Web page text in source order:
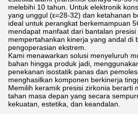
melebihi 10 tahun. Untuk elektronik
yang unggul (ε=28-32) dan ketahanan
ideal untuk perangkat berkemampuan
mendapat manfaat dari bantalan presisi
mempertahankan kinerja yang andal di
pengoperasian ekstrem.
Kami menawarkan solusi menyeluruh
bahan hingga produk jadi,
penekanan isostatik panas dan
menghasilkan komponen berkinerja
Memilih keramik presisi zirkonia berarti
tahan masa depan yang secara
kekuatan, estetika, dan keandalan.